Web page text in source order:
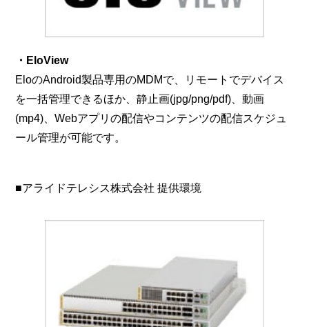
・EloView
EloのAndroid製品専用のMDMで、リモートでデバイス
を一括管理できるほか、静止画(jpg/png/pdf)、動画
(mp4)、Webアプリの配信やコンテンツの配信スケジュ
ール管理が可能です。
■アライドテレシス株式会社 提供環境